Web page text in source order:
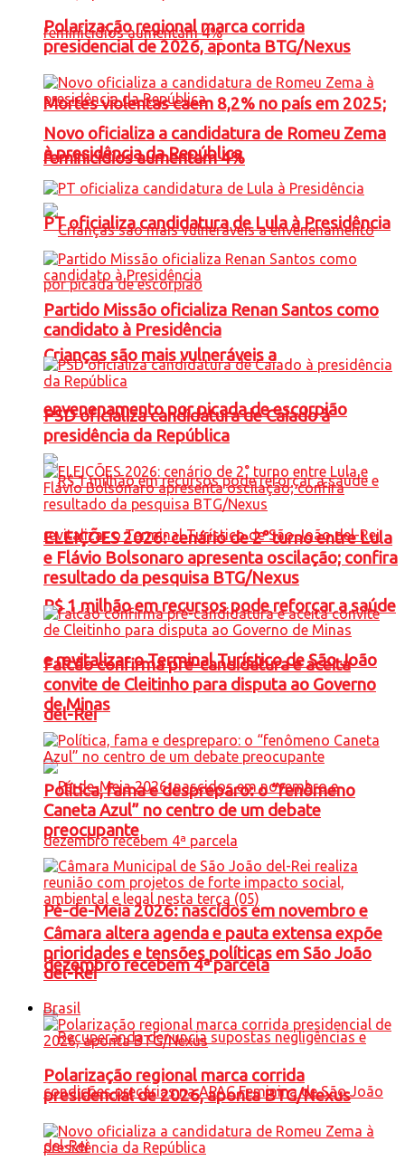
Mortes violentas caem 8,2% no país em 2025;
feminicídios aumentam 4%
Crianças são mais vulneráveis a
envenenamento por picada de escorpião
R$ 1 milhão em recursos pode reforçar a saúde
e revitalizar o Terminal Turístico de São João
del-Rei
Pé-de-Meia 2026: nascidos em novembro e
dezembro recebem 4ª parcela
Polarização regional marca corrida
presidencial de 2026, aponta BTG/Nexus
Novo oficializa a candidatura de Romeu Zema
à presidência da República
PT oficializa candidatura de Lula à Presidência
Partido Missão oficializa Renan Santos como
candidato à Presidência
PSD oficializa candidatura de Caiado à
presidência da República
ELEIÇÕES 2026: cenário de 2° turno entre Lula
e Flávio Bolsonaro apresenta oscilação; confira
resultado da pesquisa BTG/Nexus
Falcão confirma pré-candidatura e aceita
convite de Cleitinho para disputa ao Governo
de Minas
Política, fama e despreparo: o “fenômeno
Caneta Azul” no centro de um debate
preocupante
Câmara altera agenda e pauta extensa expõe
prioridades e tensões políticas em São João
del-Rei
Brasil
Polarização regional marca corrida
presidencial de 2026, aponta BTG/Nexus